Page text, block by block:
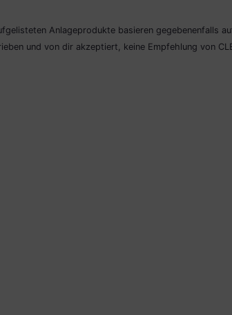
Anlageprodukte basieren gegebenenfalls
und von dir akzeptiert, keine Empfehlung von